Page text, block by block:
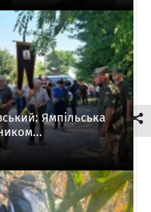
Ямпільська